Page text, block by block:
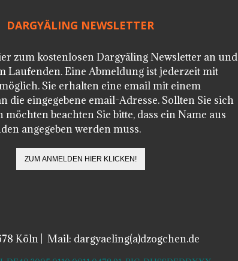
DARGYÄLING NEWSLETTER
zum kostenlosen Dargyäling Newsletter an und
Laufenden. Eine Abmeldung ist jederzeit mit
Sie erhalten eine email mit einem
die eingegebene email-Adresse. Sollten Sie sich
beachten Sie bitte, dass ein Name aus
angegeben werden muss.
Köln | Mail: dargyaeling(a)dzogchen.de